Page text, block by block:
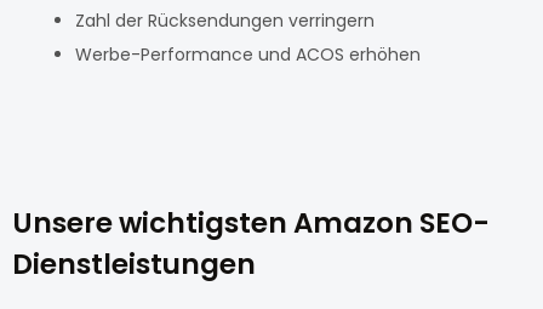
Zahl der Rücksendungen verringern
Werbe-Performance und ACOS erhöhen
Unsere wichtigsten Amazon SEO-
Dienstleistungen